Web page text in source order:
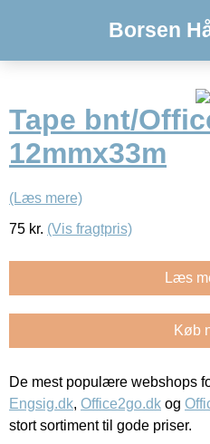
Borsen
Tape bnt/
12mmx33m
(Læs mere)
75 kr. (Vis fragtpris)
Læs
Køb
De mest populære webshops
Engsig.dk, Office2go.dk og
stort sortiment til gode priser.